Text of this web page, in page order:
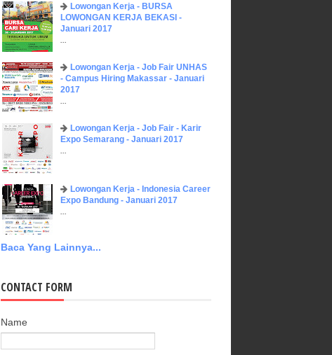
Lowongan Kerja - BURSA
LOWONGAN KERJA BEKASI -
Januari 2017
...
Lowongan Kerja - Job Fair UNHAS
- Campus Hiring Makassar - Januari
2017
...
Lowongan Kerja - Job Fair - Karir
Expo Semarang - Januari 2017
...
Lowongan Kerja - Indonesia Career
Expo Bandung - Januari 2017
...
Baca Yang Lainnya...
CONTACT FORM
Name